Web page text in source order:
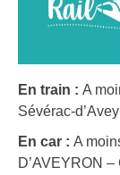
En train : A
Sévérac-
En car : A
D’AVEYRON –